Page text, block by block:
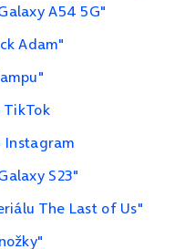
A54 5G"
Adam"
TikTok
Instagram
S23"
The Last of Us"